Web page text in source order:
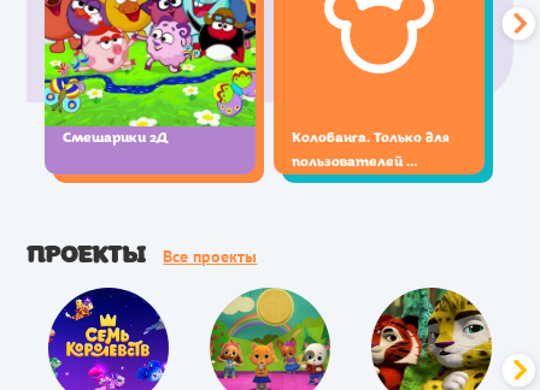
Смешарики 2Д
Колобанга. Только для
пользователей
Интернета
ПРОЕКТЫ Все проекты